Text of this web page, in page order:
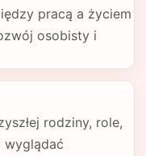
pracą a życiem
osobisty i
rodziny, role,
wyglądać